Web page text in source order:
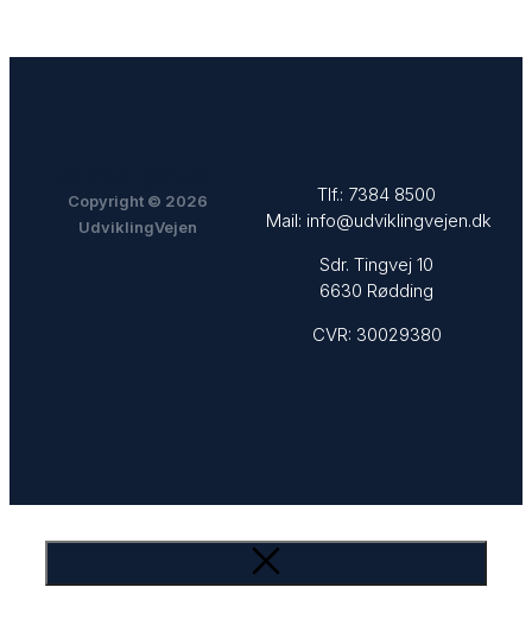
Copyright © 2026
UdviklingVejen
Tlf.: 7384 8500
Mail: info@udviklingvejen.dk
Sdr. Tingvej 10
6630 Rødding
CVR: 30029380